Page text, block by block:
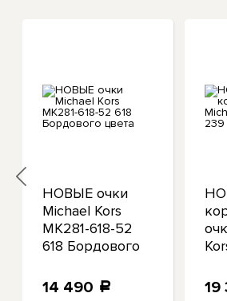
НОВЫЕ очки
Michael Kors
MK281-618-52
618 Бордового
14 490 a 19